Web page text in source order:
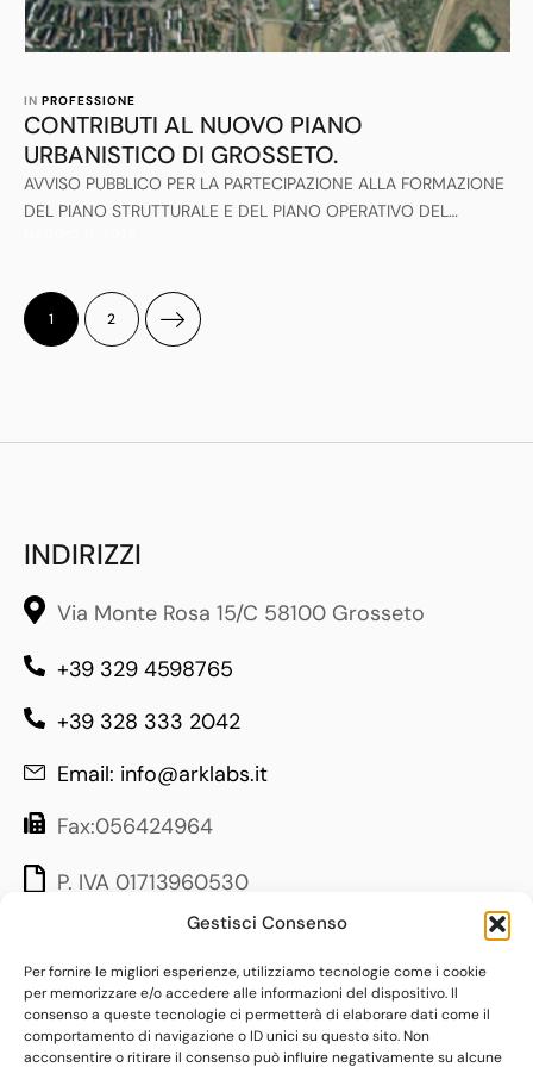
Gestisci Consenso
Per fornire le migliori esperienze, utilizziamo tecnologie come i cookie
per memorizzare e/o accedere alle informazioni del dispositivo. Il
consenso a queste tecnologie ci permetterà di elaborare dati come il
comportamento di navigazione o ID unici su questo sito. Non
acconsentire o ritirare il consenso può influire negativamente su alcune
IN PROFESSIONE
CONTRIBUTI AL NUOVO PIANO
URBANISTICO DI GROSSETO.
AVVISO PUBBLICO PER LA PARTECIPAZIONE ALLA FORMAZIONE
DEL PIANO STRUTTURALE E DEL PIANO OPERATIVO DEL
1 2
INDIRIZZI
Via Monte Rosa 15/C 58100 Grosseto
+39 329 4598765
+39 328 333 2042
Email: info@arklabs.it
Fax:056424964
P. IVA 01713960530
LINK UTILI
Contatti